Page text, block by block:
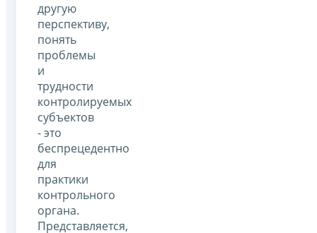
другую
перспективу,
понять
проблемы
и
трудности
контролируемых
субъектов
- это
беспрецедентно
для
практики
контрольного
органа.
Представляется,